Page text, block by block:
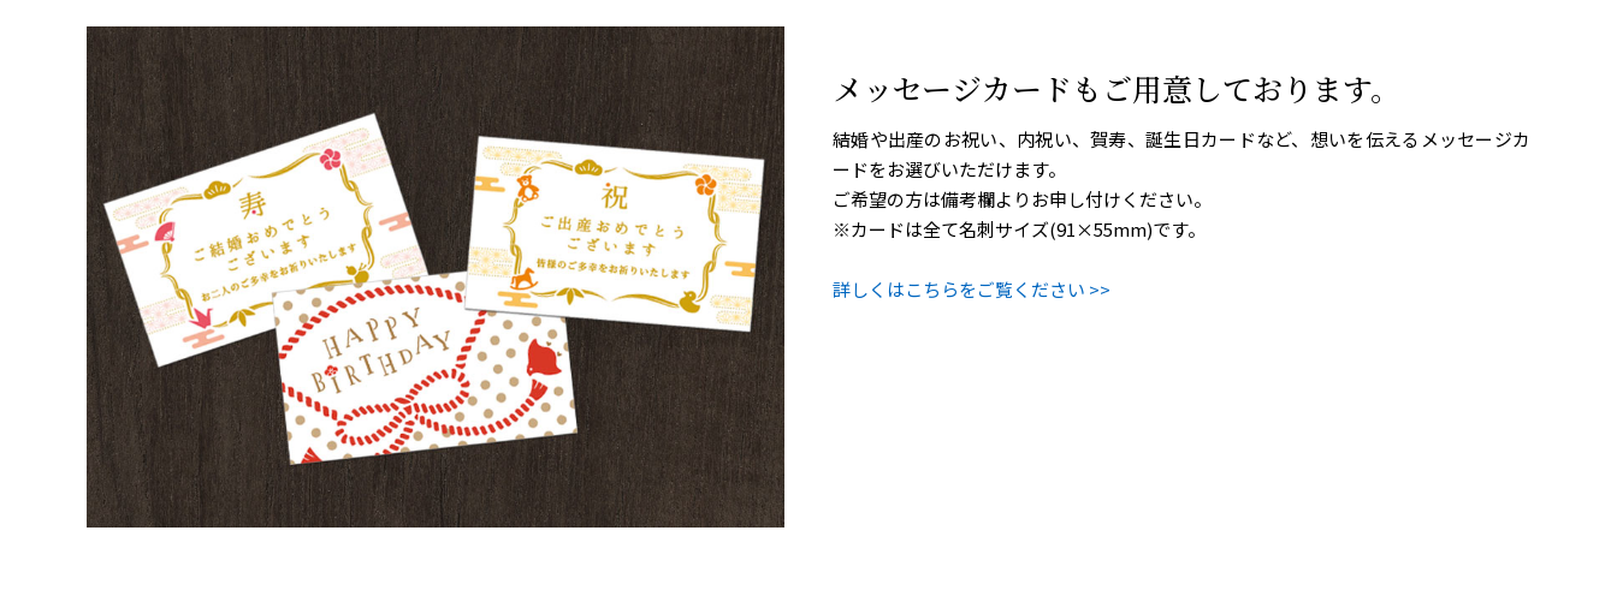
メッセージカードもご用意しております。
結婚や出産のお祝い、内祝い、賀寿、誕生日カードなど、想いを伝えるメッセージカ
ードをお選びいただけます。
ご希望の方は備考欄よりお申し付けください。
※カードは全て名刺サイズ(91×55mm)です。
詳しくはこちらをご覧ください >>